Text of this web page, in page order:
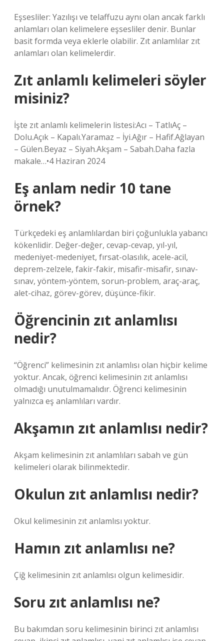
Eşsesliler: Yazılışı ve telaffuzu aynı olan ancak farklı
anlamları olan kelimelere eşsesliler denir. Bunlar
basit formda veya eklerle olabilir. Zıt anlamlılar zıt
anlamları olan kelimelerdir.
Zıt anlamlı kelimeleri söyler
misiniz?
İşte zıt anlamlı kelimelerin listesi:Acı – TatlıAç –
Dolu.Açık – Kapalı.Yaramaz – İyi.Ağır – Hafif.Ağlayan
– Gülen.Beyaz – Siyah.Akşam – Sabah.Daha fazla
makale…•4 Haziran 2024
Eş anlam nedir 10 tane
örnek?
Türkçedeki eş anlamlılardan biri çoğunlukla yabancı
kökenlidir. Değer-değer, cevap-cevap, yıl-yıl,
medeniyet-medeniyet, fırsat-olasılık, acele-acil,
deprem-zelzele, fakir-fakir, misafir-misafir, sınav-
sınav, yöntem-yöntem, sorun-problem, araç-araç,
alet-cihaz, görev-görev, düşünce-fikir.
Öğrencinin zıt anlamlısı
nedir?
“Öğrenci” kelimesinin zıt anlamlısı olan hiçbir kelime
yoktur. Ancak, öğrenci kelimesinin zıt anlamlısı
olmadığı unutulmamalıdır. Öğrenci kelimesinin
yalnızca eş anlamlıları vardır.
Akşamın zıt anlamlısı nedir?
Akşam kelimesinin zıt anlamlıları sabah ve gün
kelimeleri olarak bilinmektedir.
Okulun zıt anlamlısı nedir?
Okul kelimesinin zıt anlamlısı yoktur.
Hamın zıt anlamlısı ne?
Çiğ kelimesinin zıt anlamlısı olgun kelimesidir.
Soru zıt anlamlısı ne?
Bu bakımdan soru kelimesinin birinci zıt anlamlısı